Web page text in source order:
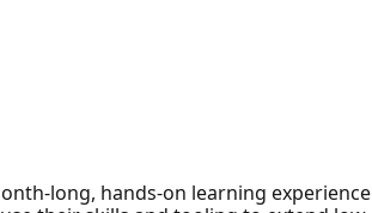
long, hands-on learning experience